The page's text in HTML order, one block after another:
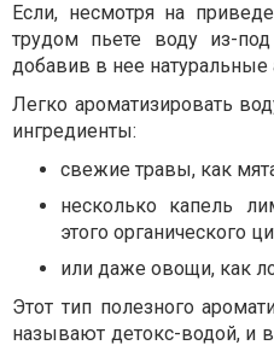
Если, несмотря на
трудом пьете воду из-
добавив в нее натуральные
Легко ароматизировать
ингредиенты:
свежие травы, как
несколько капель
этого органического
или даже овощи, как
Этот тип полезного
называют детокс-водой, и